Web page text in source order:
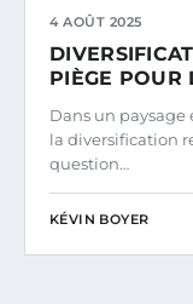
4 AOÛT 2025
PIÈGE POUR
Dans un
la diversification
question…
KÉVIN BOYER